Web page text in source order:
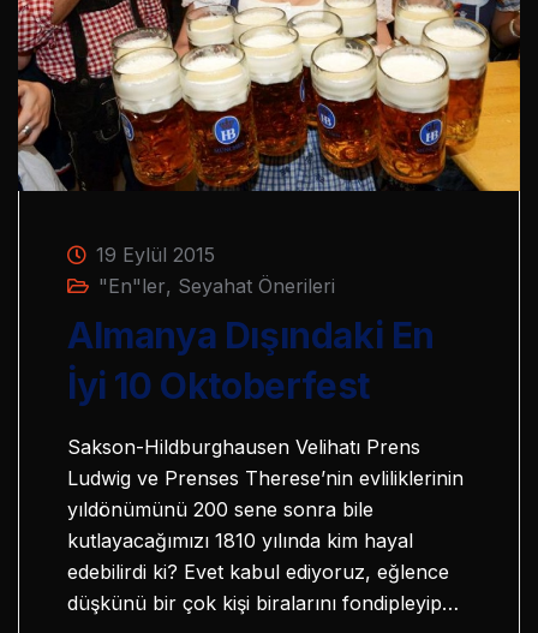
19 Eylül 2015
"En"ler, Seyahat Önerileri
Almanya Dışındaki En
İyi 10 Oktoberfest
Sakson-Hildburghausen Velihatı Prens
Ludwig ve Prenses Therese’nin evliliklerinin
yıldönümünü 200 sene sonra bile
kutlayacağımızı 1810 yılında kim hayal
edebilirdi ki? Evet kabul ediyoruz, eğlence
düşkünü bir çok kişi biralarını fondipleyip…